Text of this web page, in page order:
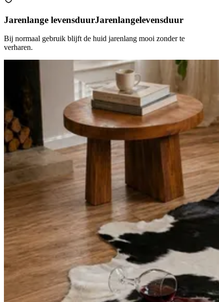
Jarenlange levensduurJarenlangelevensduur
Bij normaal gebruik blijft de huid jarenlang mooi zonder te
verharen.